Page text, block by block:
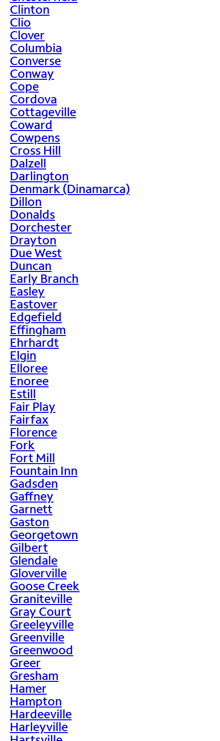
Clinton
Clio
Clover
Columbia
Converse
Conway
Cope
Cordova
Cottageville
Coward
Cowpens
Cross Hill
Dalzell
Darlington
Denmark (Dinamarca)
Dillon
Donalds
Dorchester
Drayton
Due West
Duncan
Early Branch
Easley
Eastover
Edgefield
Effingham
Ehrhardt
Elgin
Elloree
Enoree
Estill
Fair Play
Fairfax
Florence
Fork
Fort Mill
Fountain Inn
Gadsden
Gaffney
Garnett
Gaston
Georgetown
Gilbert
Glendale
Gloverville
Goose Creek
Graniteville
Gray Court
Greeleyville
Greenville
Greenwood
Greer
Gresham
Hamer
Hampton
Hardeeville
Harleyville